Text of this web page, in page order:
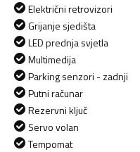
Električni retrovizori
Grijanje sjedišta
LED prednja svjetla
Multimedija
Parking senzori - zadnji
Putni računar
Rezervni ključ
Servo volan
Tempomat